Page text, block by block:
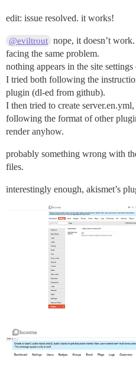
edit: issue resolved. it works!
@eviltrout nope, it doesn’t
facing the same problem.
nothing appears in the site
I tried both following the
plugin (dl-ed from github).
I then tried to create
following the format of other
render anyhow.
probably something wrong with
files.
interestingly enough, akismet’s